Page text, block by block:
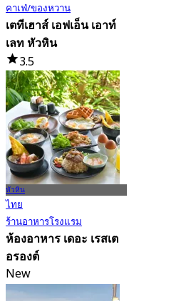
คาเฟ่/ของหวาน
เตทีเฮาส์ เอฟเอ็น เอาท์
เลท หัวหิน
3.5
39 การจอง
จาก฿ 425
หัวหิน
ไทย
ร้านอาหารโรงแรม
ห้องอาหาร เดอะ เรสเต
อรองต์
New
จาก฿ 680